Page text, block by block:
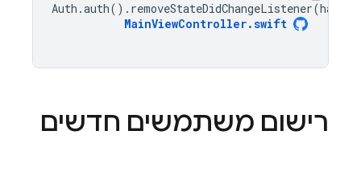
Auth .auth(). removeStateDidChangeListener(handle
MainViewController.swift
רישום משתמשים חדשים